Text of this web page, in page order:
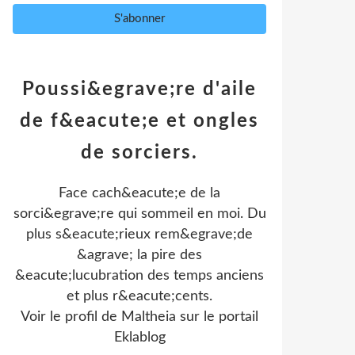
Poussi&egrave;re d'aile
de f&eacute;e et ongles
de sorciers.
Face cach&eacute;e de la
sorci&egrave;re qui sommeil en moi. Du
plus s&eacute;rieux rem&egrave;de
&agrave; la pire des
&eacute;lucubration des temps anciens
et plus r&eacute;cents.
Voir le profil de Maltheia sur le portail
Eklablog